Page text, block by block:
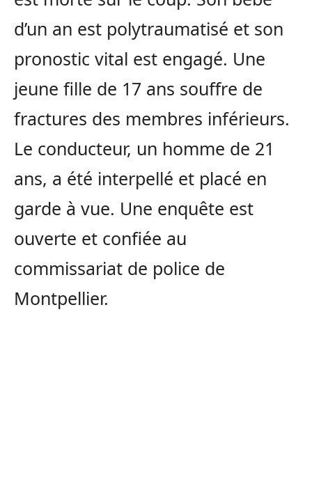
d’un an est polytraumatisé et son
pronostic vital est engagé. Une
jeune fille de 17 ans souffre de
fractures des membres inférieurs.
Le conducteur, un homme de 21
ans, a été interpellé et placé en
garde à vue. Une enquête est
ouverte et confiée au
commissariat de police de
Montpellier.